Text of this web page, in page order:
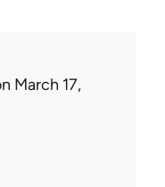
March 17,